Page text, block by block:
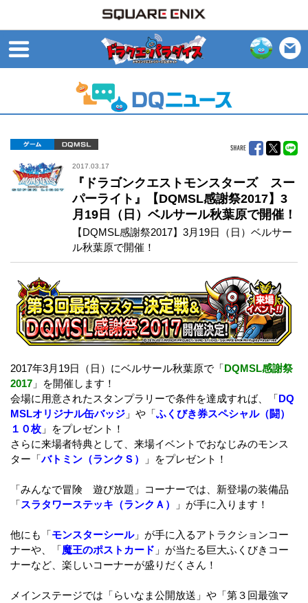
ゲーム
2017.03.17
『ドラゴンクエストモンスターズ スー
パーライト』【DQMSL感謝祭2017】3
月19日（日）ベルサール秋葉原で開催！
【DQMSL感謝祭2017】3月19日（日）ベルサー
ル秋葉原で開催！
2017年3月19日（日）にベルサール秋葉原で「DQMSL感謝祭
2017 」を開催します！
会場に用意されたスタンプラリーで条件を達成すれば、「DQ
MSLオリジナル缶バッジ 」や「ふくびき券スペシャル（闘）
１０枚 」をプレゼント！
さらに来場者特典として、来場イベントでおなじみのモンス
ター「バトミン（ランクＳ） 」をプレゼント！
「みんなで冒険 遊び放題」コーナーでは、新登場の装備品
「スラタワーステッキ（ランクＡ） 」が手に入ります！
他にも「モンスターシール」が手に入るアトラクションコー
ナーや、「魔王のポストカード 」が当たる巨大ふくびきコー
ナーなど、楽しいコーナーが盛りだくさん！
メインステージでは「らいなま公開放送」や「第３回最強マ